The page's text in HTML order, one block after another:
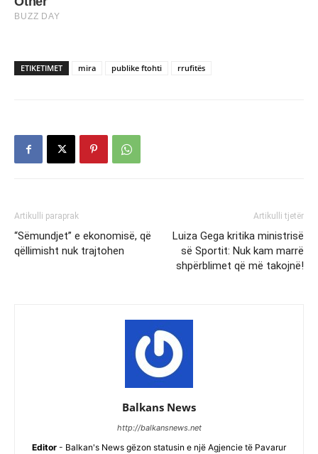
ETIKETIMET mira publike ftohti rrufitës
Artikulli paraprak
“Sëmundjet” e ekonomisë, që
qëllimisht nuk trajtohen
Artikulli tjetër
Luiza Gega kritika ministrisë
së Sportit: Nuk kam marrë
shpërblimet që më takojnë!
Balkans News
http://balkansnews.net
Editor - Balkan's News gëzon statusin e një Agjencie të Pavarur